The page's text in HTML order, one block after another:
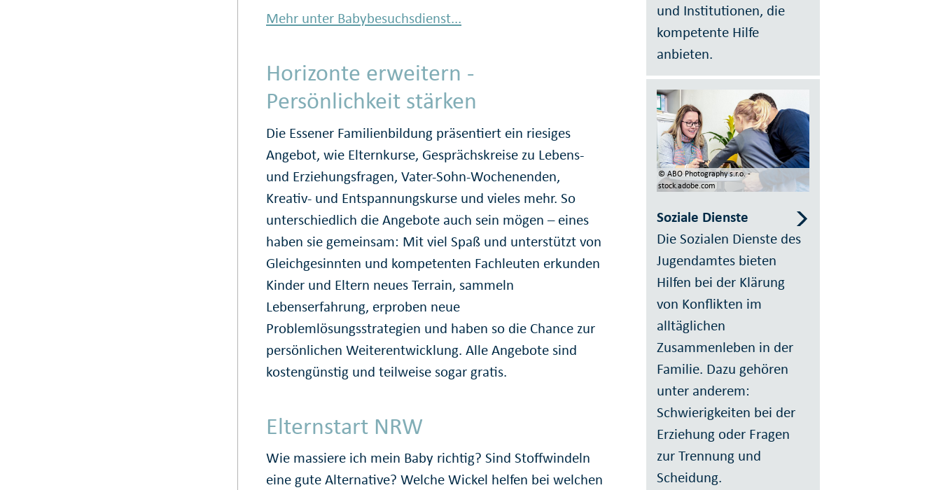
Mehr unter Babybesuchsdienst...
Horizonte erweitern -
Persönlichkeit stärken
Die Essener Familienbildung präsentiert ein riesiges
Angebot, wie Elternkurse, Gesprächskreise zu Lebens-
und Erziehungsfragen, Vater-Sohn-Wochenenden,
Kreativ- und Entspannungskurse und vieles mehr. So
unterschiedlich die Angebote auch sein mögen – eines
haben sie gemeinsam: Mit viel Spaß und unterstützt von
Gleichgesinnten und kompetenten Fachleuten erkunden
Kinder und Eltern neues Terrain, sammeln
Lebenserfahrung, erproben neue
Problemlösungsstrategien und haben so die Chance zur
persönlichen Weiterentwicklung. Alle Angebote sind
kostengünstig und teilweise sogar gratis.
Elternstart NRW
Wie massiere ich mein Baby richtig? Sind Stoffwindeln
eine gute Alternative? Welche Wickel helfen bei welchen
und Institutionen, die
kompetente Hilfe
anbieten.
© ABO Photography s.r.o. -
stock.adobe.com
Soziale Dienste
Die Sozialen Dienste des
Jugendamtes bieten
Hilfen bei der Klärung
von Konflikten im
alltäglichen
Zusammenleben in der
Familie. Dazu gehören
unter anderem:
Schwierigkeiten bei der
Erziehung oder Fragen
zur Trennung und
Scheidung.